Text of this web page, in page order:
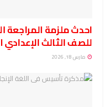
احدث ملزمة المراجعة
للصف الثالث الإعدادي
مارس 18, 2026